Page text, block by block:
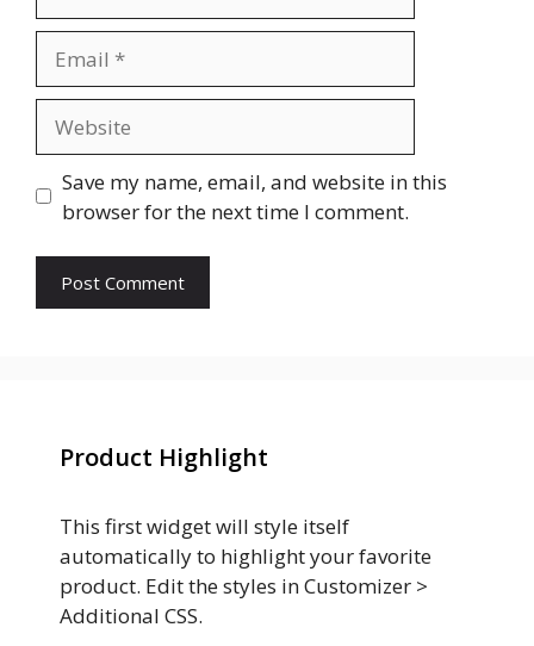
Save my name, email, and website in this
browser for the next time I comment.
Product Highlight
This first widget will style itself
automatically to highlight your favorite
product. Edit the styles in Customizer >
Additional CSS.